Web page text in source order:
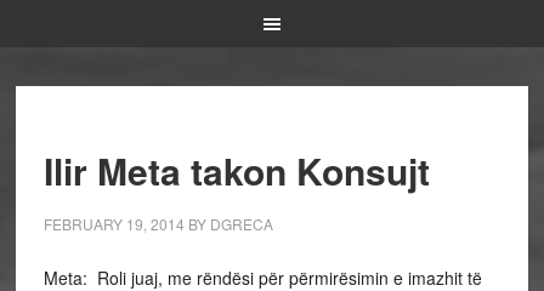
Ilir Meta takon Konsujt
FEBRUARY 19, 2014 BY DGRECA
Meta: Roli juaj, me rëndësi për përmirësimin e imazhit të